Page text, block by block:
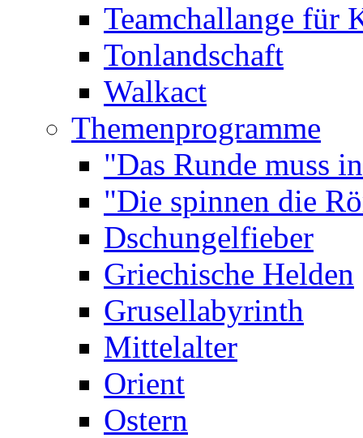
Teamchallange für
Tonlandschaft
Walkact
Themenprogramme
"Das Runde muss
"Die spinnen die
Dschungelfieber
Griechische Helden
Grusellabyrinth
Mittelalter
Orient
Ostern